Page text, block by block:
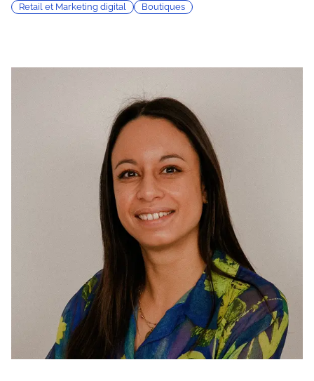
Retail et Marketing digital Boutiques